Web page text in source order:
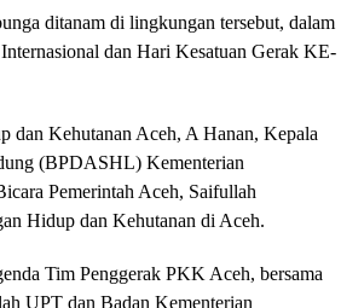
ditanam di lingkungan tersebut, dalam
dan Hari Kesatuan Gerak KE-
dan Kehutanan Aceh, A Hanan, Kepala
(BPDASHL) Kementerian
Pemerintah Aceh, Saifullah
Hidup dan Kehutanan di Aceh.
Tim Penggerak PKK Aceh, bersama
UPT dan Badan Kementerian